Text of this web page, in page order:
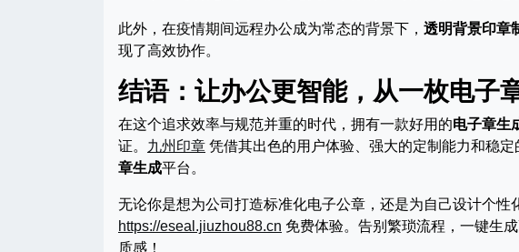
此外，在疫情期间远程办公成为常态的背景下， 透明背景印章
现了高效协作。
结语：让办公更智能，从一枚电子
在这个追求效率与规范并重的时代，拥有一款好用的电子章生
证。 九州印章 凭借其出色的用户体验、强大的定制能力和稳
章生成平台。
无论你是想为公司打造标准化电子公章，还是为自己设计个性
https://eseal.jiuzhou88.cn 免费体验。告别繁琐流程，一键生
质感！